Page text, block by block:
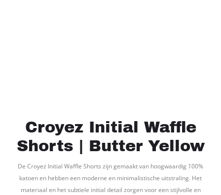
Croyez Initial Waffle
Shorts | Butter Yellow
De Croyez Initial Waffle Shorts zijn gemaakt van hoogwaardig 100%
katoen en hebben een moderne en minimalistische uitstraling. Het
materiaal en het subtiele initial detail zorgen voor een stijlvolle en